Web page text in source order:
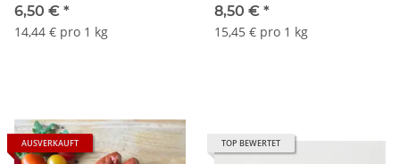
6,50 € *
14,44 € pro 1 kg
8,50 € *
15,45 € pro 1 kg
AUSVERKAUFT TOP BEWERTET